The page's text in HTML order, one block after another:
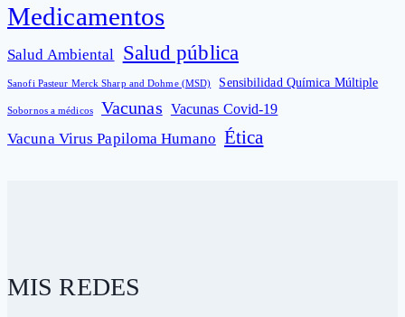
Medicamentos
Salud Ambiental Salud pública
Sanofi Pasteur Merck Sharp and Dohme (MSD) Sensibilidad Química Múltiple
Sobornos a médicos Vacunas Vacunas Covid-19
Vacuna Virus Papiloma Humano Ética
MIS REDES